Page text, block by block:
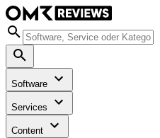
Software
Services
Content